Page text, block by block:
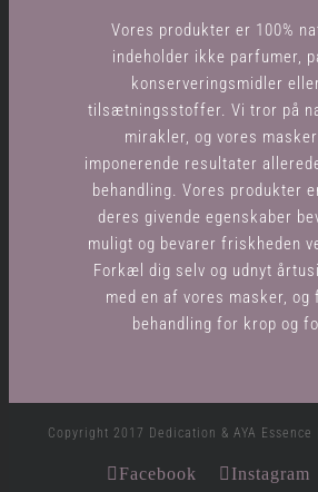
Vores produkter er 100%
indeholder ikke parfumer,
konserveringsmidler
tilsætningsstoffer. Vi tror på
mirakler, og vores
imponerende resultater
behandling. Vores produkter
deres givende egenskaber
muligt og bevarer friskheden
Forkæl dig selv og udnyt
med en af vores masker, og
behandling for krop og
Copyright 2017 Dedication & AYA
Facebook Instagram